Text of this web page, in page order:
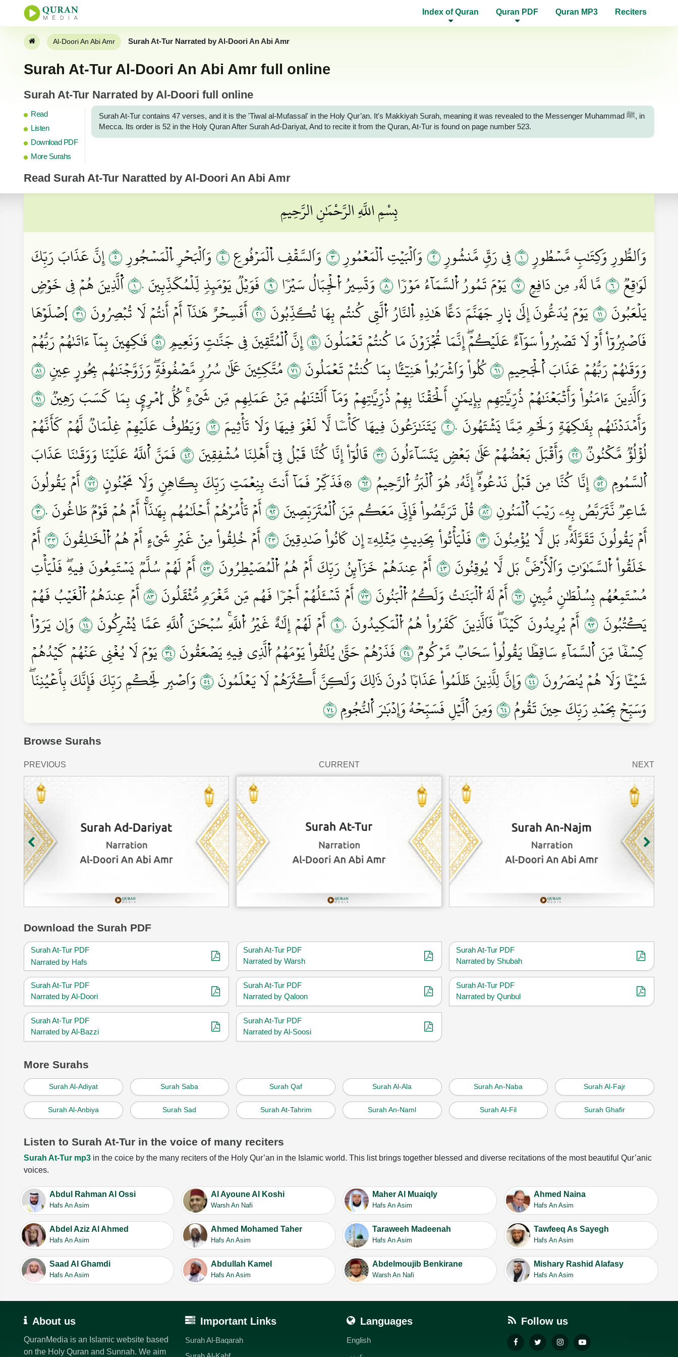
Index of Quran Quran PDF Quran MP3 Reciters
Al-Doori An Abi Amr Surah At-Tur Narrated by Al-Doori An Abi Amr
Surah At-Tur Al-Doori An Abi Amr full online
Surah At-Tur Narrated by Al-Doori full online
Read
Listen
Download PDF
More Surahs
Surah At-Tur contains 47 verses, and it is the 'Tiwal al-Mufassal' in the Holy Qur’an. It's Makkiyah Surah, meaning it was revealed to the Messenger Muhammad ﷺ, in
Mecca. Its order is 52 in the Holy Quran After Surah Ad-Dariyat, And to recite it from the Quran, At-Tur is found on page number 523.
Read Surah At-Tur Naratted by Al-Doori An Abi Amr
بِسْمِ اللَّهِ الرَّحْمَٰنِ الرَّحِيمِ
وَاَلطُّورِ وَكِتَٰبٖ مَّسۡطُورٖ١فِي رَقّٖ مَّنشُورٖ٢وَاَلۡبَيۡتِ اِ۬لۡمَعۡمُورِ٣وَاَلسَّقۡفِ اِ۬لۡمَرۡفُوعِ٤وَاَلۡبَحۡرِ اِ۬لۡمَسۡجُورِ٥إِنَّ عَذَابَ رَبِّكَ
لَوَٰقِعٞ٦مَّا لَهُۥ مِن دَافِعٖ٧يَوۡمَ تَمُورُ اُ۬لسَّمَآءُ مَوۡرٗا٨وَتَسِيرُ اُ۬لۡجِبَالُ سَيۡرٗا٩فَوَيۡلٞ يَوۡمَئِذٖ لِّلۡمُكَذِّبِينَ١٠اَ۬لَّذِينَ هُمۡ فِي خَوۡضٖ
يَلۡعَبُونَ١١يَوۡمَ يُدَعُّونَ إِلَىٰ ن۪ارِ جَهَنَّمَ دَعًّا هَٰذِهِ اِ۬لنَّارُ اُ۬لَّتِي كُنتُم بِهَا تُكَذِّبُونَ١٢أَفَسِحۡرٌ هَٰذَآ أَمۡ أَنتُمۡ لَا تُبۡصِرُونَ١٣اَ۪صۡلَوۡهَا
فَاَصۡبِرُوٓاْ أَوۡ لَا تَصۡبِرُواْ سَوَآءٌ عَلَيۡكُمۡۖ إِنَّمَا تُجۡزَوۡنَ مَا كُنتُمۡ تَعۡمَلُونَ١٤إِنَّ اَ۬لۡمُتَّقِينَ فِي جَنَّٰتٖ وَنَعِيمٖ١٥فَٰكِهِينَ بِمَآ ءَاتَىٰهُمۡ رَبُّهُمۡ
وَوَقَىٰهُمۡ رَبُّهُمۡ عَذَابَ اَ۬لۡجَحِيمِ١٦كُلُواْ وَاَشۡرَبُواْ هَنِيٓـَٔۢا بِمَا كُنتُمۡ تَعۡمَلُونَ١٧مُتَّكِـِٔينَ عَلَىٰ سُرُرٖ مَّصۡفُوفَةٖۖ وَزَوَّجۡنَٰهُم بِحُورٍ عِينٖ١٨
وَاَلَّذِينَ ءَامَنُواْ وَأَتۡبَعۡنَٰهُمۡ ذُرِّيَّٰتِهِم بِإِيمَٰنٍ أَلۡحَقۡنَا بِهِمۡ ذُرِّيَّٰتِهِمۡ وَمَآ أَلَتۡنَٰهُم مِّنۡ عَمَلِهِم مِّن شَيۡءٖۚ كُلُّ اُ۪مۡرِيِٕۢ بِمَا كَسَبَ رَهِينٞ ١٩
وَأَمۡدَدۡنَٰهُم بِفَٰكِهَةٖ وَلَحۡمٖ مِّمَّا يَشۡتَهُونَ ٢٠يَتَنَٰزَعُونَ فِيهَا كَأۡسٗا لَّا لَغۡوَ فِيهَا وَلَا تَأۡثِيمَ٢١ وَيَطُوفُ عَلَيۡهِمۡ غِلۡمَانٞ لَّهُمۡ كَأَنَّهُمۡ
لُؤۡلُؤٞ مَّكۡنُونٞ٢٢ وَأَقۡبَلَ بَعۡضُهُمۡ عَلَىٰ بَعۡضٖ يَتَسَآءَلُونَ٢٣ قَالُوٓاْ إِنَّا كُنَّا قَبۡلُ فِيٓ أَهۡلِنَا مُشۡفِقِينَ٢٤فَمَنَّ اَ۬للَّهُ عَلَيۡنَا وَوَقَىٰنَا عَذَابَ
اَ۬لسَّمُومِ٢٥إِنَّا كُنَّا مِن قَبۡلُ نَدۡعُوهُۖ إِنَّهُۥ هُوَ اَ۬لۡبَرُّ اُ۬لرَّحِيمُ٢٦ ۞فَذَكِّرۡ فَمَآ أَنتَ بِنِعۡمَتِ رَبِّكَ بِكَاهِنٖ وَلَا مَجۡنُونٍ٢٧أَمۡ يَقُولُونَ
شَاعِرٞ نَّتَرَبَّصُ بِهِۦ رَيۡبَ اَ۬لۡمَنُونِ٢٨قُلۡ تَرَبَّصُواْ فَإِنِّي مَعَكُم مِّنَ اَ۬لۡمُتَرَبِّصِينَ٢٩أَمۡ تَأۡمُرۡهُمۡ أَحۡلَٰمُهُم بِهَٰذَآۚ أَمۡ هُمۡ قَوۡمٞ طَاغُونَ٣٠
أَمۡ يَقُولُونَ تَقَوَّلَهُۥۚ بَل لَّا يُؤۡمِنُونَ٣١فَلۡيَأۡتُواْ بِحَدِيثٖ مِّثۡلِهِۦٓ إِن كَانُواْ صَٰدِقِينَ٣٢أَمۡ خُلِقُواْ مِنۡ غَيۡرِ شَيۡءٍ أَمۡ هُمُ اُ۬لۡخَٰلِقُونَ٣٣أَمۡ
خَلَقُواْ اُ۬لسَّمَٰوَٰتِ وَاَلۡأَرۡضَۚ بَل لَّا يُوقِنُونَ٣٤أَمۡ عِندَهُمۡ خَزَآئِنُ رَبِّكَ أَمۡ هُمُ اُ۬لۡمُصَيۡطِرُونَ ٣٥أَمۡ لَهُمۡ سُلَّمٞ يَسۡتَمِعُونَ فِيهِۖ فَلۡيَأۡتِ
مُسۡتَمِعُهُم بِسُلۡطَٰنٖ مُّبِينٍ٣٦أَمۡ لَهُ اُ۬لۡبَنَٰتُ وَلَكُمُ اُ۬لۡبَنُونَ٣٧أَمۡ تَسۡـَٔلُهُمۡ أَجۡرٗا فَهُم مِّن مَّغۡرَمٖ مُّثۡقَلُونَ٣٨أَمۡ عِندَهُمُ اُ۬لۡغَيۡبُ فَهُمۡ
يَكۡتُبُونَ ٣٩أَمۡ يُرِيدُونَ كَيۡدٗاۖ فَاَلَّذِينَ كَفَرُواْ هُمُ اُ۬لۡمَكِيدُونَ ٤٠أَمۡ لَهُمۡ إِلَٰهٌ غَيۡرُ اُ۬للَّهِۚ سُبۡحَٰنَ اَ۬للَّهِ عَمَّا يُشۡرِكُونَ٤١ وَإِن يَرَوۡاْ
كِسۡفٗا مِّنَ اَ۬لسَّمَآءِ سَاقِطٗا يَقُولُواْ سَحَابٞ مَّرۡكُومٞ٤٢فَذَرۡهُمۡ حَتَّىٰ يُلَٰقُواْ يَوۡمَهُمُ اُ۬لَّذِي فِيهِ يَصۡعَقُونَ٤٣يَوۡمَ لَا يُغۡنِي عَنۡهُمۡ كَيۡدُهُمۡ
شَيۡـٔٗا وَلَا هُمۡ يُنصَرُونَ٤٤وَإِنَّ لِلَّذِينَ ظَلَمُواْ عَذَابٗا دُونَ ذَٰلِكَ وَلَٰكِنَّ أَكۡثَرَهُمۡ لَا يَعۡلَمُونَ٤٥وَاَصۡبِر لِّحُكۡمِ رَبِّكَ فَإِنَّكَ بِأَعۡيُنِنَاۖ
وَسَبِّحۡ بِحَمۡدِ رَبِّكَ حِينَ تَقُومُ٤٦وَمِنَ اَ۬لَّيۡلِ فَسَبِّحۡهُ وَإِدۡبَٰرَ اَ۬لنُّجُومِ٤٧
Browse Surahs
CURRENT
PREVIOUS NEXT
Download the Surah PDF
Surah At-Tur PDF
Narrated by Hafs
Surah At-Tur PDF
Narrated by Warsh
Surah At-Tur PDF
Narrated by Shubah
Surah At-Tur PDF
Narrated by Al-Doori
Surah At-Tur PDF
Narrated by Qaloon
Surah At-Tur PDF
Narrated by Qunbul
Surah At-Tur PDF
Narrated by Al-Bazzi
Surah At-Tur PDF
Narrated by Al-Soosi
More Surahs
Surah Al-Adiyat Surah Saba Surah Qaf Surah Al-Ala Surah An-Naba Surah Al-Fajr
Surah Al-Anbiya Surah Sad Surah At-Tahrim Surah An-Naml Surah Al-Fil Surah Ghafir
Listen to Surah At-Tur in the voice of many reciters
Surah At-Tur mp3 in the coice by the many reciters of the Holy Qur’an in the Islamic world. This list brings together blessed and diverse recitations of the most beautiful Qur’anic
voices.
Abdul Rahman Al Ossi
Hafs An Asim
Al Ayoune Al Koshi
Warsh An Nafi
Maher Al Muaiqly
Hafs An Asim
Ahmed Naina
Hafs An Asim
Abdel Aziz Al Ahmed
Hafs An Asim
Ahmed Mohamed Taher
Hafs An Asim
Taraweeh Madeenah
Hafs An Asim
Tawfeeq As Sayegh
Hafs An Asim
Saad Al Ghamdi
Hafs An Asim
Abdullah Kamel
Hafs An Asim
Abdelmoujib Benkirane
Warsh An Nafi
Mishary Rashid Alafasy
Hafs An Asim
About us
QuranMedia is an Islamic website based
on the Holy Quran and Sunnah. We aim
Important Links
Surah Al-Baqarah
Languages
English
Follow us